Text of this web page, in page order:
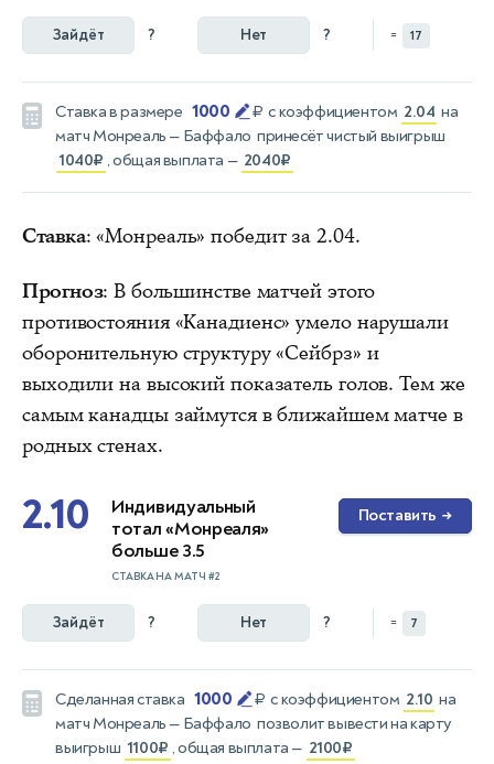
Зайдёт ? Нет ? = 17
Ставка в размере 1000 ₽ с коэффициентом 2.04 на
матчМонреаль — Баффало принесёт чистый выигрыш
1040₽ , общая выплата — 2040₽
Ставка: «Монреаль» победит за 2.04.
Прогноз: В большинстве матчей этого
противостояния «Канадиенс» умело нарушали
оборонительную структуру «Сейбрз» и
выходили на высокий показатель голов. Тем же
самым канадцы займутся в ближайшем матче в
родных стенах.
2.10
Индивидуальный
тотал «Монреаля»
больше 3.5
СТАВКА НА МАТЧ #2
Поставить →
Зайдёт ? Нет ? = 7
Сделанная ставка 1000 ₽ с коэффициентом 2.10 на
матчМонреаль — Баффало позволит вывести на карту
выигрыш 1100₽ , общая выплата — 2100₽